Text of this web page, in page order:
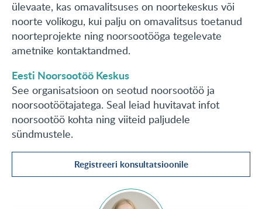
ülevaate, kas omavalitsuses on noortekeskus või
noorte volikogu, kui palju on omavalitsus toetanud
noorteprojekte ning noorsootööga tegelevate
ametnike kontaktandmed.
Eesti Noorsootöö Keskus
See organisatsioon on seotud noorsootöö ja
noorsootöötajatega. Seal leiad huvitavat infot
noorsootöö kohta ning viiteid paljudele
sündmustele.
Registreeri konsultatsioonile